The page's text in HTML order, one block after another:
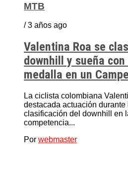
MTB
/ 3 años ago
Valentina Roa se
downhill y sueña con
medalla en un
La ciclista colombiana
destacada actuación
clasificación del downhill en
competencia...
Por webmaster